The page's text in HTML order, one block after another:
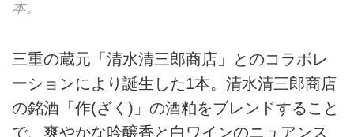
本。
三重の蔵元「清水清三郎商店」とのコラボレ
ーションにより誕生した1本。清水清三郎商店
の銘酒「作(ざく)」の酒粕をブレンドすること
で、爽やかな吟醸香と白ワインのニュアンス